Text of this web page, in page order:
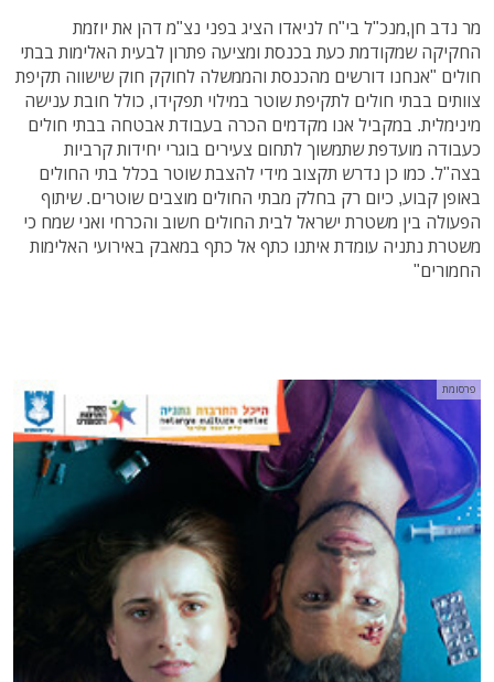
מר נדב חן,מנכ"ל בי"ח לניאדו הציג בפני נצ"מ דהן את יוזמת
החקיקה שמקודמת כעת בכנסת ומציעה פתרון לבעית האלימות בבתי
חולים "אנחנו דורשים מהכנסת והממשלה לחוקק חוק שישווה תקיפת
צוותים בבתי חולים לתקיפת שוטר במילוי תפקידו, כולל חובת ענישה
מינימלית. במקביל אנו מקדמים הכרה בעבודת אבטחה בבתי חולים
כעבודה מועדפת שתמשוך לתחום צעירים בוגרי יחידות קרביות
בצה"ל. כמו כן נדרש תקצוב מידי להצבת שוטר בכלל בתי החולים
באופן קבוע, כיום רק בחלק מבתי החולים מוצבים שוטרים. שיתוף
הפעולה בין משטרת ישראל לבית החולים חשוב והכרחי ואני שמח כי
משטרת נתניה עומדת איתנו כתף אל כתף במאבק באירועי האלימות
החמורים"
פרסומת